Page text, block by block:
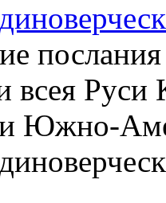
всея Руси
и Южно-